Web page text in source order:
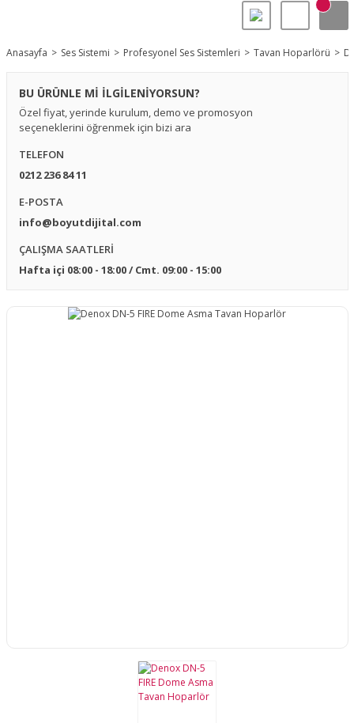
Anasayfa Ses Sistemi Profesyonel Ses Sistemleri Tavan Hoparlörü
BU ÜRÜNLE Mİ İLGİLENİYORSUN?
Özel fiyat, yerinde kurulum, demo ve promosyon
seçeneklerini öğrenmek için bizi ara
TELEFON
0212 236 84 11
E-POSTA
info@boyutdijital.com
ÇALIŞMA SAATLERİ
Hafta içi 08:00 - 18:00 / Cmt. 09:00 - 15:00